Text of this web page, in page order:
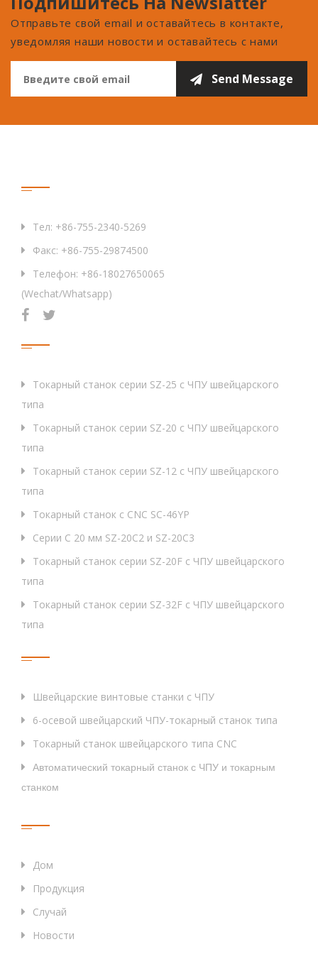
Отправьте свой email и оставайтесь в контакте,
уведомляя наши новости и оставайтесь с нами
Тел: +86-755-2340-5269
Факс: +86-755-29874500
Телефон: +86-18027650065
(Wechat/Whatsapp)
Токарный станок серии SZ-25 с ЧПУ швейцарского
типа
Токарный станок серии SZ-20 с ЧПУ швейцарского
типа
Токарный станок серии SZ-12 с ЧПУ швейцарского
типа
Токарный станок с CNC SC-46YP
Серии C 20 мм SZ-20C2 и SZ-20C3
Токарный станок серии SZ-20F с ЧПУ швейцарского
типа
Токарный станок серии SZ-32F с ЧПУ швейцарского
типа
Швейцарские винтовые станки с ЧПУ
6-осевой швейцарский ЧПУ-токарный станок типа
Токарный станок швейцарского типа CNC
Автоматический токарный станок с ЧПУ и токарным
станком
Дом
Продукция
Случай
Новости